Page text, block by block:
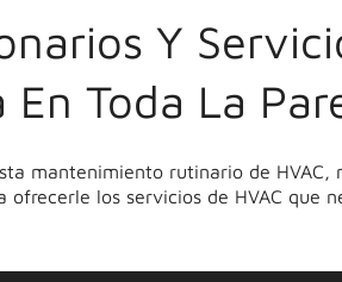
Y
En Toda La
mantenimiento rutinario de HVAC,
los servicios de HVAC que